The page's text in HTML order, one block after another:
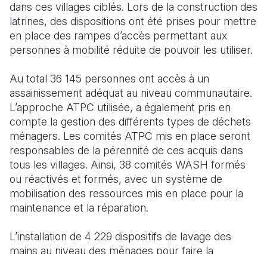
dans ces villages ciblés. Lors de la construction des
latrines, des dispositions ont été prises pour mettre
en place des rampes d’accès permettant aux
personnes à mobilité réduite de pouvoir les utiliser.
Au total 36 145 personnes ont accès à un
assainissement adéquat au niveau communautaire.
L’approche ATPC utilisée, a également pris en
compte la gestion des différents types de déchets
ménagers. Les comités ATPC mis en place seront
responsables de la pérennité de ces acquis dans
tous les villages. Ainsi, 38 comités WASH formés
ou réactivés et formés, avec un système de
mobilisation des ressources mis en place pour la
maintenance et la réparation.
L’installation de 4 229 dispositifs de lavage des
mains au niveau des ménages pour faire la